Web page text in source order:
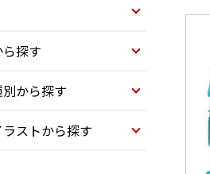
探す
から探す
ストから探す